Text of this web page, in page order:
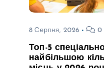
8 Серпня, 2026 0
Топ-5
найбільшою